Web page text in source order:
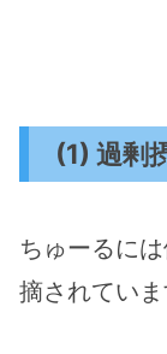
(1) 過剰
ちゅーるに
摘されていま